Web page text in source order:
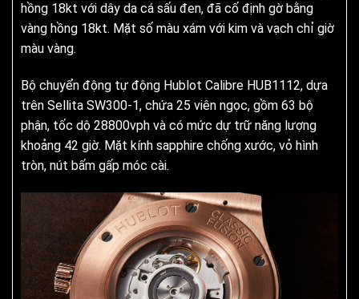
hồng 18kt với dây da cá sấu đen, đã cố định gờ bằng
vàng hồng 18kt. Mặt số màu xám với kim và vạch chỉ giờ
màu vàng.
Bộ chuyển động tự động Hublot Calibre HUB1112, dựa
trên Sellita SW300-1, chứa 25 viên ngọc, gồm 63 bộ
phận, tốc dộ 28800vph và có mức dự trữ năng lượng
khoảng 42 giờ. Mặt kính sapphire chống xước, vỏ hình
tròn, nút bấm gấp móc cài.